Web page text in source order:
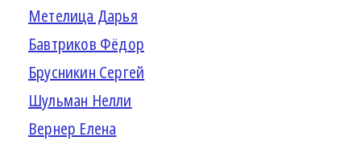
Метелица Дарья
Бавтриков Фёдор
Брусникин Сергей
Шульман Нелли
Вернер Елена